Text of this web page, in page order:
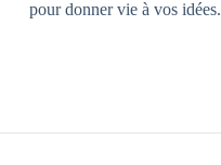
pour donner vie à vos idées.